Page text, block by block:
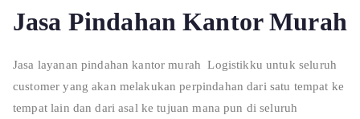
Jasa Pindahan Kantor Murah
Jasa layanan pindahan kantor murah Logistikku untuk seluruh
customer yang akan melakukan perpindahan dari satu tempat ke
tempat lain dan dari asal ke tujuan mana pun di seluruh